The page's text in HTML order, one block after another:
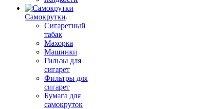
Самокрутки
Сигаретный
табак
Махорка
Машинки
Гильзы для
сигарет
Фильтры для
сигарет
Бумага для
самокруток